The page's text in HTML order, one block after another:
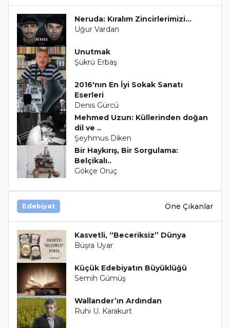
Neruda: Kıralım Zincirlerimizi...
Uğur Vardan
Unutmak
Şükrü Erbaş
2016'nın En İyi Sokak Sanatı
Eserleri
Denis Gürcü
Mehmed Uzun: Küllerinden doğan
dil ve ..
Şeyhmus Diken
Bir Haykırış, Bir Sorgulama:
Belçikalı..
Gökçe Oruç
Edebiyat Öne Çıkanlar
Kasvetli, “Beceriksiz” Dünya
Büşra Uyar
Küçük Edebiyatın Büyüklüğü
Semih Gümüş
Wallander’ın Ardından
Ruhi U. Karakurt